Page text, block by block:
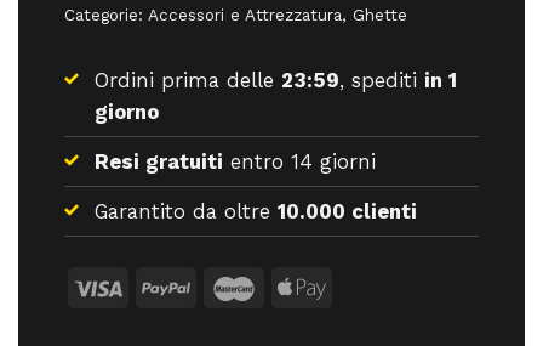
Categorie: Accessori e Attrezzatura, Ghette
Ordini prima delle 23:59, spediti in 1
giorno
Resi gratuiti entro 14 giorni
Garantito da oltre 10.000 clienti